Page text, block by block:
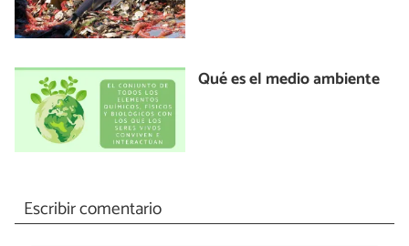
Qué es el medio ambiente
Escribir comentario